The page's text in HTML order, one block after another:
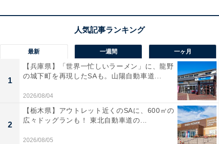
楽天トラベルでホテルを見る
最新 一週間 一ヶ月
1
【兵庫県】「世界一忙しいラーメン」に、龍野
の城下町を再現したSAも。山陽自動車道...
2026/08/04
2
【栃木県】アウトレット近くのSAに、600㎡の
広々ドッグランも！ 東北自動車道の...
2026/08/05